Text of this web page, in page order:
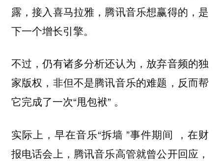
露，接入喜马拉雅，腾讯音乐想赢得的，是
下一个增长引擎。
不过，仍有诸多分析还认为，放弃音频的独
家版权，非但不是腾讯音乐的难题，反而帮
它完成了一次“甩包袱” 。
实际上，早在音乐“拆墙 ”事件期间 ，在财
报电话会上，腾讯音乐高管就曾公开回应，